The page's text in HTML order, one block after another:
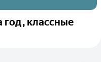
год, классные